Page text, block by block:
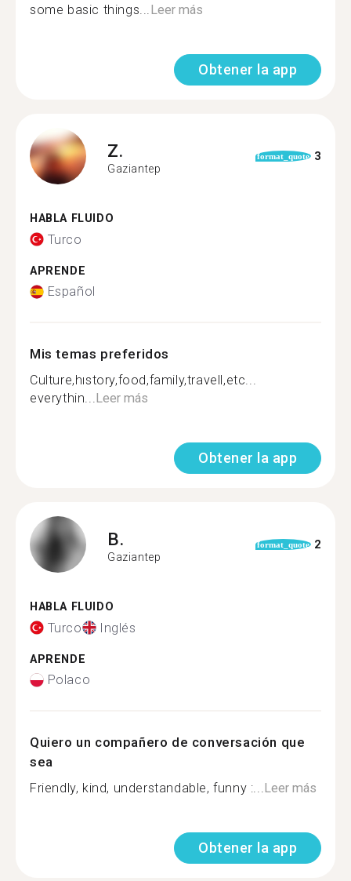
some basic things...Leer más
Obtener la app
Z.
Gaziantep
format_quote 3
HABLA FLUIDO
Turco
APRENDE
Español
Mis temas preferidos
Culture,hıstory,food,family,travell,etc...
everythin...Leer más
Obtener la app
B.
Gaziantep
format_quote 2
HABLA FLUIDO
Turco Inglés
APRENDE
Polaco
Quiero un compañero de conversación que
sea
Friendly, kind, understandable, funny :...Leer más
Obtener la app